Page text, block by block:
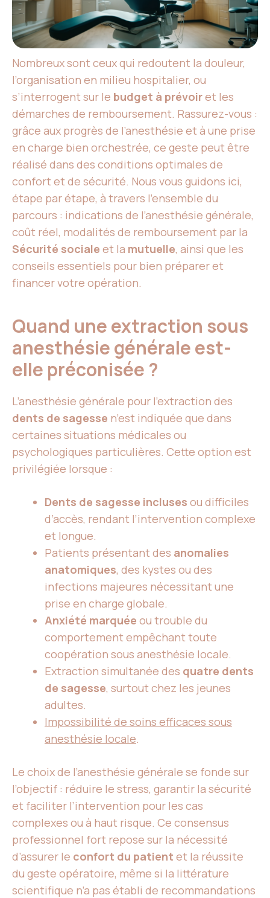
Nombreux sont ceux qui redoutent la douleur,
l’organisation en milieu hospitalier, ou
s’interrogent sur le budget à prévoiret les
démarches de remboursement. Rassurez-vous :
grâce aux progrès de l’anesthésie et à une prise
en charge bien orchestrée, ce geste peut être
réalisé dans des conditions optimales de
confort et de sécurité. Nous vous guidons ici,
étape par étape, à travers l’ensemble du
parcours : indications de l’anesthésie générale,
coût réel, modalités de remboursement par la
Sécurité sociale et la mutuelle, ainsi que les
conseils essentiels pour bien préparer et
financer votre opération.
Quand une extraction sous
anesthésie générale est-
elle préconisée ?
L’anesthésie générale pour l’extraction des
dents de sagesse n’est indiquée que dans
certaines situations médicales ou
psychologiques particulières. Cette option est
privilégiée lorsque :
Dents de sagesse incluses ou difficiles
d’accès, rendant l’intervention complexe
et longue.
Patients présentant des anomalies
anatomiques, des kystes ou des
infections majeures nécessitant une
prise en charge globale.
Anxiété marquée ou trouble du
comportement empêchant toute
coopération sous anesthésie locale.
Extraction simultanée des quatre dents
de sagesse, surtout chez les jeunes
adultes.
Impossibilité de soins efficaces sous
anesthésie locale.
Le choix de l’anesthésie générale se fonde sur
l’objectif : réduire le stress, garantir la sécurité
et faciliter l’intervention pour les cas
complexes ou à haut risque. Ce consensus
professionnel fort repose sur la nécessité
d’assurer le confort du patient et la réussite
du geste opératoire, même si la littérature
scientifique n’a pas établi de recommandations